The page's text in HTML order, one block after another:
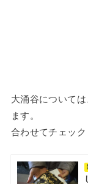
大涌谷について
ます。
合わせてチェック